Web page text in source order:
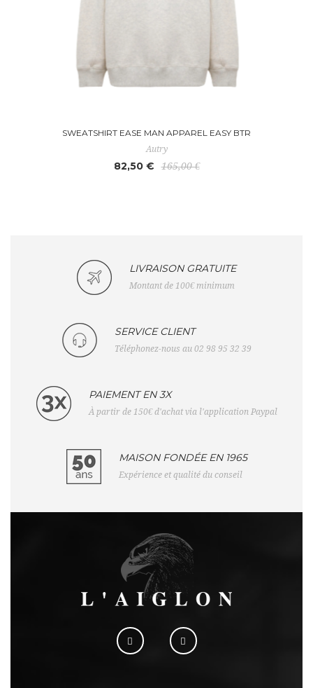
SWEATSHIRT EASE MAN APPAREL EASY BTR
Autry
82,50 € 165,00 €
LIVRAISON GRATUITE
Montant de 100€ minimum
SERVICE CLIENT
Téléphonez-nous au 02 98 95 32 39
PAIEMENT EN 3X
À partir de 150€ d'achat via l'application Paypal
MAISON FONDÉE EN 1965
Expérience et qualité du conseil